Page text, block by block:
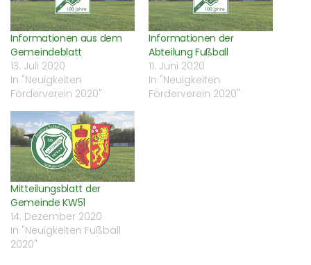
neuem
Fenster
geöffnet)
Informationen aus dem
Gemeindeblatt
13. Juli 2020
In "Neuigkeiten
Förderverein 2020"
Informationen der
Abteilung Fußball
11. Juni 2020
In "Neuigkeiten
Förderverein 2020"
Mitteilungsblatt der
Gemeinde KW51
14. Dezember 2020
In "Neuigkeiten Fußball
2020"